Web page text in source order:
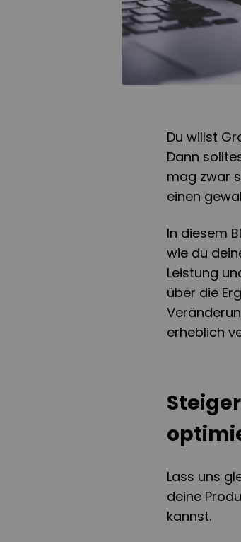
Du willst
Dann
mag zwar
einen
In diesem
wie du
Leistung
über die
erheblich
Lass uns
deine
kannst.